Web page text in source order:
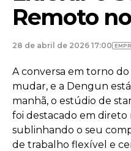
Remoto
28 de abril de 2026 17:00
A conversa em torno
mudar, e a Dengun
manhã, o estúdio de
foi destacado em direto
sublinhando o seu
de trabalho flexível e